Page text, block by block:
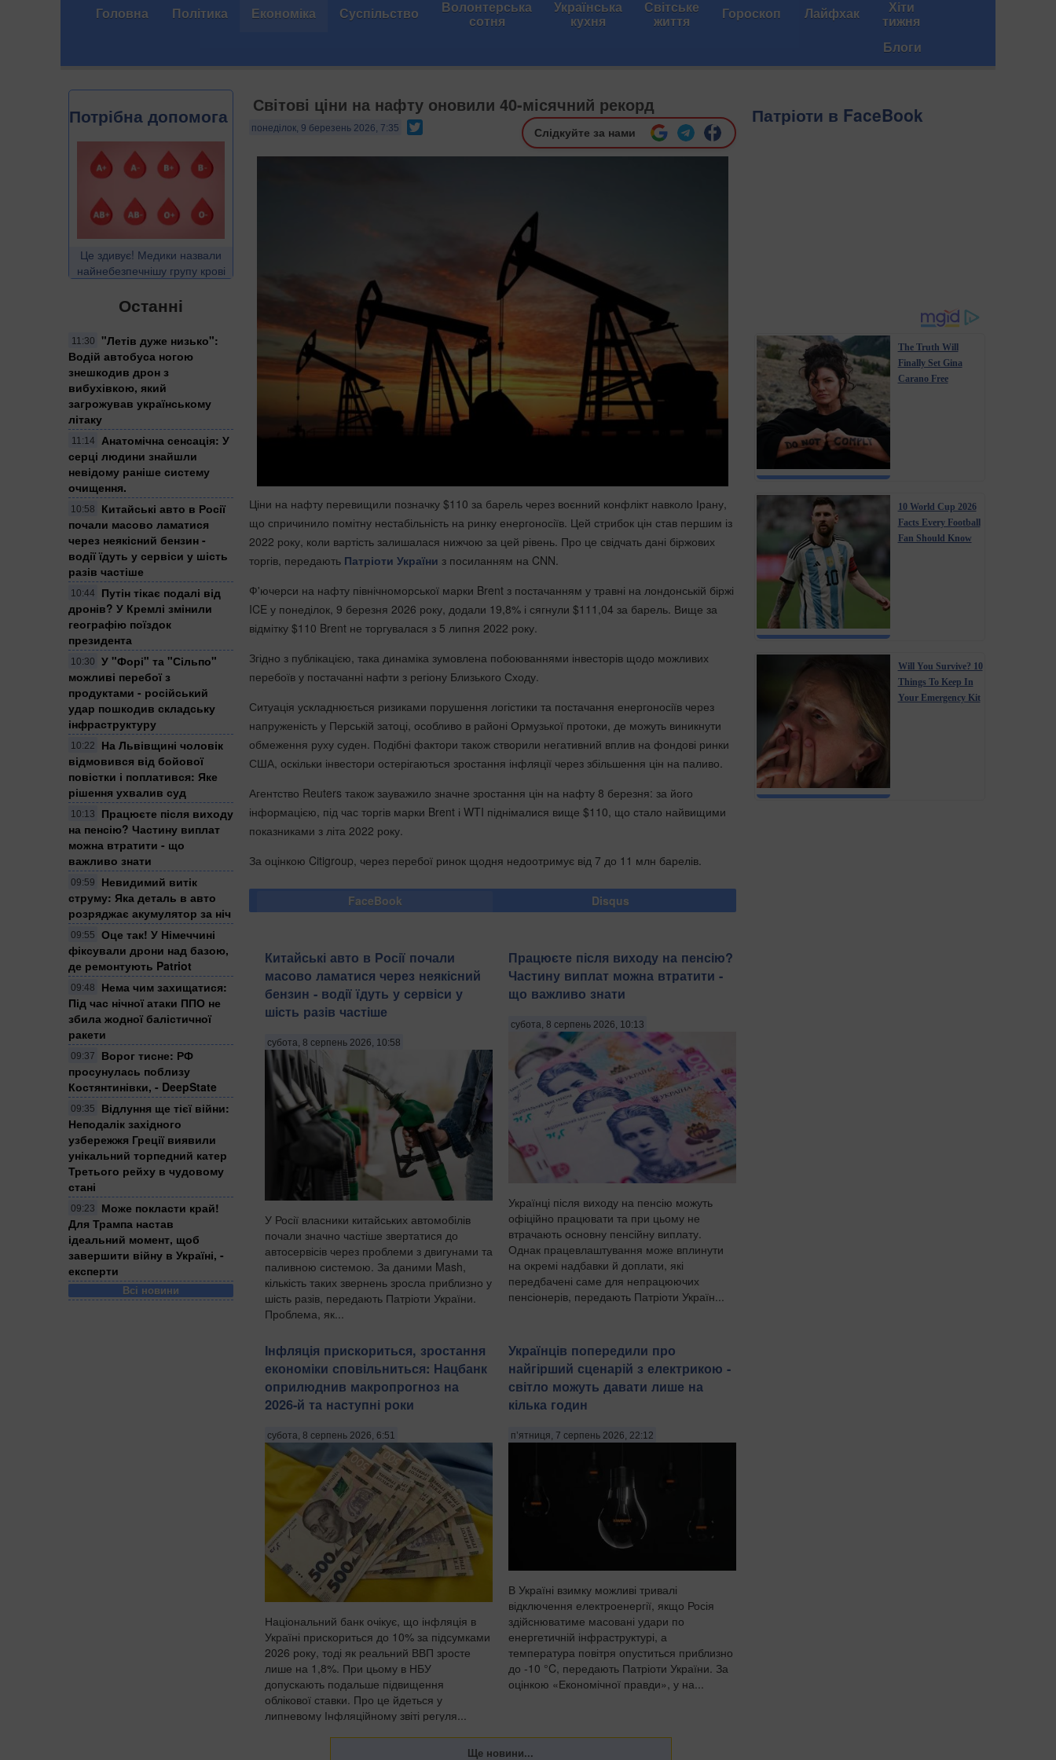
Головна Політика Економіка Суспільство Волонтерська
сотня
Українська
кухня
Світське
життя Гороскоп Лайфхак Хіти
тижня
Блоги
Потрібна допомога
Це здивує! Медики назвали
найнебезпечнішу групу крові
Останні
11:30
"Летів дуже низько":
Водій автобуса ногою
знешкодив дрон з
вибухівкою, який
загрожував українському
літаку
11:14
Анатомічна сенсація: У
серці людини знайшли
невідому раніше систему
очищення.
10:58
Китайські авто в Росії
почали масово ламатися
через неякісний бензин -
водії їдуть у сервіси у шість
разів частіше
10:44
Путін тікає подалі від
дронів? У Кремлі змінили
географію поїздок
президента
10:30
У "Форі" та "Сільпо"
можливі перебої з
продуктами - російський
удар пошкодив складську
інфраструктуру
10:22
На Львівщині чоловік
відмовився від бойової
повістки і поплатився: Яке
рішення ухвалив суд
10:13
Працюєте після виходу
на пенсію? Частину виплат
можна втратити - що
важливо знати
09:59
Невидимий витік
струму: Яка деталь в авто
розряджає акумулятор за ніч
09:55
Оце так! У Німеччині
фіксували дрони над базою,
де ремонтують Patriot
09:48
Нема чим захищатися:
Під час нічної атаки ППО не
збила жодної балістичної
ракети
09:37
Ворог тисне: РФ
просунулась поблизу
Костянтинівки, - DeepState
09:35
Відлуння ще тієї війни:
Неподалік західного
узбережжя Греції виявили
унікальний торпедний катер
Третього рейху в чудовому
стані
09:23
Може покласти край!
Для Трампа настав
ідеальний момент, щоб
завершити війну в Україні, -
експерти
Всі новини
Світові ціни на нафту оновили 40-місячний рекорд
понеділок, 9 березень 2026, 7:35 Слідкуйте за нами
Ціни на нафту перевищили позначку $110 за барель через воєнний конфлікт навколо Ірану,
що спричинило помітну нестабільність на ринку енергоносіїв. Цей стрибок цін став першим із
2022 року, коли вартість залишалася нижчою за цей рівень. Про це свідчать дані біржових
торгів, передають Патріоти України з посиланням на CNN.
Ф'ючерси на нафту північноморської марки Brent з постачанням у травні на лондонській біржі
ICE у понеділок, 9 березня 2026 року, додали 19,8% і сягнули $111,04 за барель. Вище за
відмітку $110 Brent не торгувалася з 5 липня 2022 року.
Згідно з публікацією, така динаміка зумовлена побоюваннями інвесторів щодо можливих
перебоїв у постачанні нафти з регіону Близького Сходу.
Ситуація ускладнюється ризиками порушення логістики та постачання енергоносіїв через
напруженість у Перській затоці, особливо в районі Ормузької протоки, де можуть виникнути
обмеження руху суден. Подібні фактори також створили негативний вплив на фондові ринки
США, оскільки інвестори остерігаються зростання інфляції через збільшення цін на паливо.
Агентство Reuters також зауважило значне зростання цін на нафту 8 березня: за його
інформацією, під час торгів марки Brent і WTI піднімалися вище $110, що стало найвищими
показниками з літа 2022 року.
За оцінкою Citigroup, через перебої ринок щодня недоотримує від 7 до 11 млн барелів.
FaceBook Disqus
Китайські авто в Росії почали
масово ламатися через неякісний
бензин - водії їдуть у сервіси у
шість разів частіше
субота, 8 серпень 2026, 10:58
У Росії власники китайських автомобілів
почали значно частіше звертатися до
автосервісів через проблеми з двигунами та
паливною системою. За даними Mash,
кількість таких звернень зросла приблизно у
шість разів, передають Патріоти України.
Проблема, як...
Працюєте після виходу на пенсію?
Частину виплат можна втратити -
що важливо знати
субота, 8 серпень 2026, 10:13
Українці після виходу на пенсію можуть
офіційно працювати та при цьому не
втрачають основну пенсійну виплату.
Однак працевлаштування може вплинути
на окремі надбавки й доплати, які
передбачені саме для непрацюючих
пенсіонерів, передають Патріоти Україн...
Інфляція прискориться, зростання
економіки сповільниться: Нацбанк
оприлюднив макропрогноз на
2026-й та наступні роки
субота, 8 серпень 2026, 6:51
Національний банк очікує, що інфляція в
Україні прискориться до 10% за підсумками
2026 року, тоді як реальний ВВП зросте
лише на 1,8%. При цьому в НБУ
допускають подальше підвищення
облікової ставки. Про це йдеться у
липневому Інфляційному звіті регуля...
Українців попередили про
найгірший сценарій з електрикою -
світло можуть давати лише на
кілька годин
п’ятниця, 7 серпень 2026, 22:12
В Україні взимку можливі тривалі
відключення електроенергії, якщо Росія
здійснюватиме масовані удари по
енергетичній інфраструктурі, а
температура повітря опуститься приблизно
до -10 °C, передають Патріоти України. За
оцінкою «Економічної правди», у на...
Патріоти в FaceBook
The Truth Will
Finally Set Gina
Carano Free
10 World Cup 2026
Facts Every Football
Fan Should Know
Will You Survive? 10
Things To Keep In
Your Emergency Kit